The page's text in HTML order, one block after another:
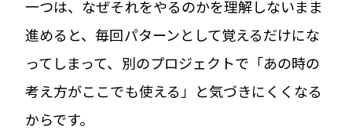
一つは、なぜそれをやるのかを理解しないまま
進めると、毎回パターンとして覚えるだけにな
ってしまって、別のプロジェクトで「あの時の
考え方がここでも使える」と気づきにくくなる
からです。